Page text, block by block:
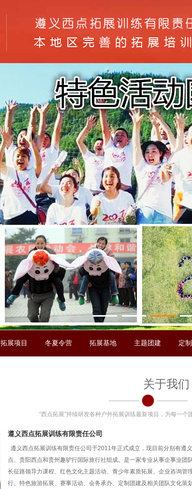
1 2 3
拓展项目 冬夏令营 拓展基地 主题团建 定
关于我们
“西点拓展”持续研发各种户外拓展训练最新项目，为每一个
遵义西点拓展训练有限责任公司
遵义西点拓展训练有限责任公司于2011年正式成立，现目前分别有遵
点、贵阳西点和贵州趣驴行国际旅行社组成。是一家专业从事企事业团
长征路领导力课程、红色文化主题活动、青少年素质拓展、企业咨询管
行、特色旅游拓展、赛事活动、会务承办、定制团建及相关团队文化策